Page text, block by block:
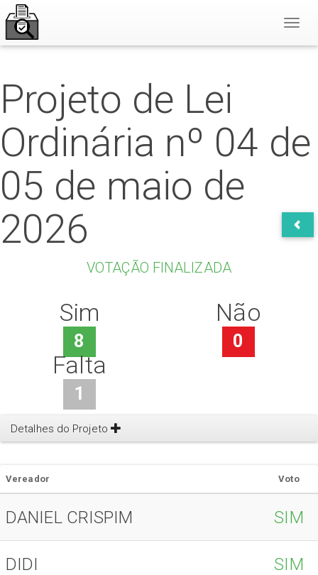
Projeto de Lei
Ordinária nº 04 de
05 de maio de
2026
VOTAÇÃO FINALIZADA
Sim
8
Não
0
Falta
1
Detalhes do Projeto
Vereador Voto
DANIEL CRISPIM SIM
DIDI SIM